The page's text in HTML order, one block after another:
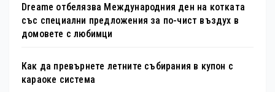
Dreame отбелязва Международния ден на котката
със специални предложения за по-чист въздух в
домовете с любимци
Как да превърнете летните събирания в купон с
караоке система